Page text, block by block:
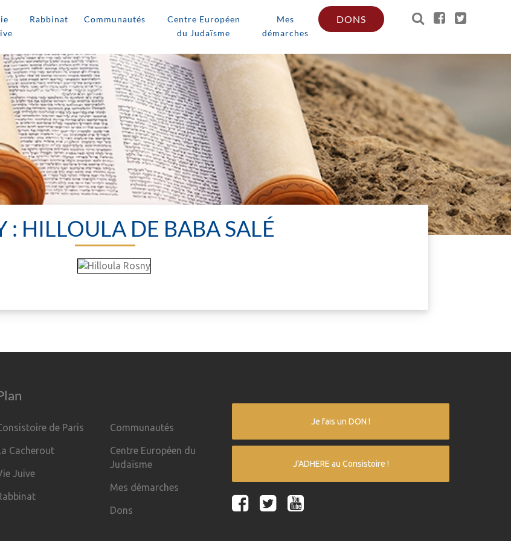
Rabbinat Communautés
Centre Européen
du Judaïsme
Mes
démarches
DONS
: HILLOULA DE BABA SALÉ
de Paris
Cacherout
Juive
Communautés
Centre Européen du
Judaïsme
Mes démarches
Dons
Je fais un DON !
J'ADHERE au Consistoire !